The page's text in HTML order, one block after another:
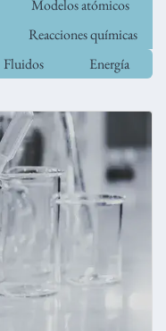
Modelos atómicos
Reacciones químicas
Fluidos Energía